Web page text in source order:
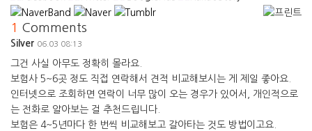
1 Comments
Silver 06.03 08:13
그건 사실 아무도 정확히 몰라요.
보험사 5~6곳 정도 직접 연락해서 견적 비교해보시는 게 제일 좋아요.
인터넷으로 조회하면 연락이 너무 많이 오는 경우가 있어서, 개인적으로
는 전화로 알아보는 걸 추천드립니다.
보험은 4~5년마다 한 번씩 비교해보고 갈아타는 것도 방법이고요.